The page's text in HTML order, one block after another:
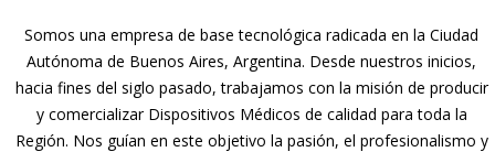
Somos una empresa de base tecnológica radicada en la Ciudad
Autónoma de Buenos Aires, Argentina. Desde nuestros inicios,
hacia fines del siglo pasado, trabajamos con la misión de producir
y comercializar Dispositivos Médicos de calidad para toda la
Región. Nos guían en este objetivo la pasión, el profesionalismo y